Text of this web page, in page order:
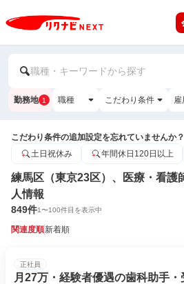
職種・キーワードから探す
勤務地 1 職種 こだわり条件 雇
こだわり条件の追加設定を忘れていませんか？
土日祝休み
年間休日120日以上
練馬区（東京23区）、医療・看護
人情報
849件1〜100件目を表示中
関連度順新着順
正社員
月27万・経験者優遇の歯科助手・